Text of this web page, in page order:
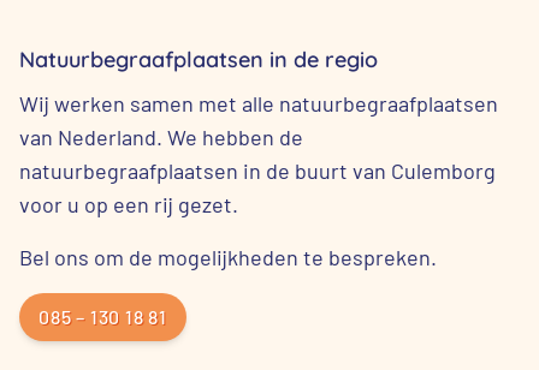
Natuurbegraafplaatsen in de regio
Wij werken samen met alle natuurbegraafplaatsen
van Nederland. We hebben de
natuurbegraafplaatsen in de buurt van Culemborg
voor u op een rij gezet.
Bel ons om de mogelijkheden te bespreken.
085 – 130 18 81